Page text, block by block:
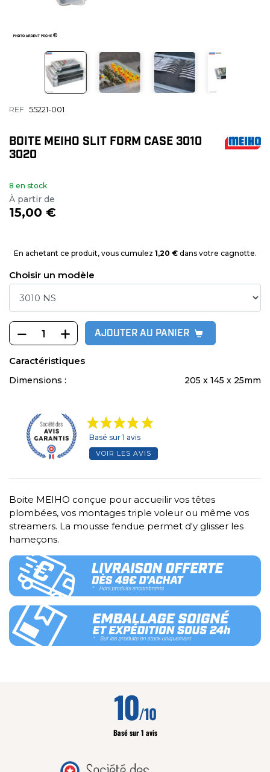
REF 55221-001
BOITE MEIHO SLIT FORM CASE 3010
3020
8 en stock
À partir de
15,00 €
En achetant ce produit, vous cumulez 1,20 €dans votre cagnotte.
Choisir un modèle
AJOUTER AU PANIER
Caractéristiques
Dimensions : 205 x 145 x 25mm
Basé sur 1 avis
VOIR LES AVIS
Boite MEIHO conçue pour accueilir vos têtes
plombées, vos montages triple voleur ou même vos
streamers. La mousse fendue permet d'y glisser les
hameçons.
10/10
Basé sur 1 avis